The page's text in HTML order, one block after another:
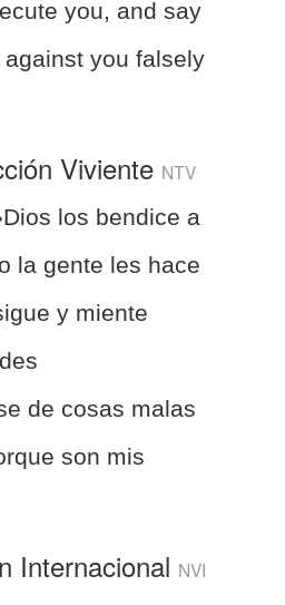
you, and say
you falsely
Viviente NTV
los bendice a
la gente les hace
y miente
de cosas malas
son mis
Internacional NVI